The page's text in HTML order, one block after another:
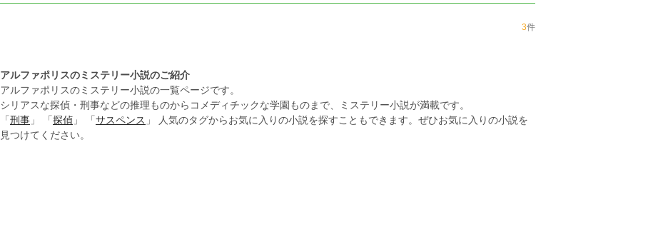
3件
アルファポリスのミステリー小説のご紹介
アルファポリスのミステリー小説の一覧ページです。
シリアスな探偵・刑事などの推理ものからコメディチックな学園ものまで、ミステリー小説が満載です。
「 刑事 」 「 探偵 」 「 サスペンス 」 人気のタグからお気に入りの小説を探すこともできます。ぜひお気に入りの小説を
見つけてください。